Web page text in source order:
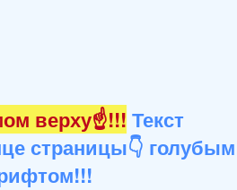
верху☝!!! Текст
страницы👇 голубым